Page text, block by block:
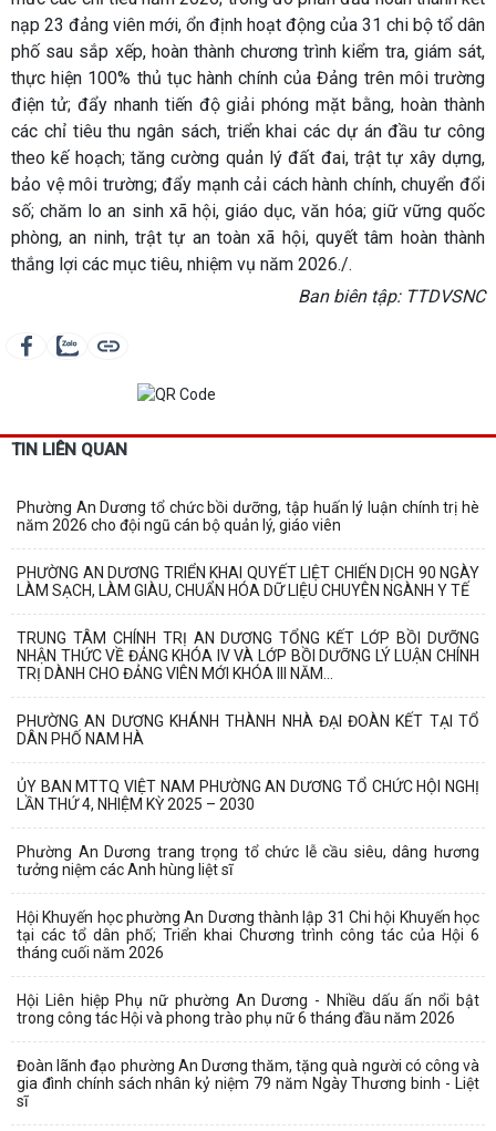
nạp 23 đảng viên mới, ổn định hoạt động của 31 chi bộ tổ dân
phố sau sắp xếp, hoàn thành chương trình kiểm tra, giám sát,
thực hiện 100% thủ tục hành chính của Đảng trên môi trường
điện tử; đẩy nhanh tiến độ giải phóng mặt bằng, hoàn thành
các chỉ tiêu thu ngân sách, triển khai các dự án đầu tư công
theo kế hoạch; tăng cường quản lý đất đai, trật tự xây dựng,
bảo vệ môi trường; đẩy mạnh cải cách hành chính, chuyển đổi
số; chăm lo an sinh xã hội, giáo dục, văn hóa; giữ vững quốc
phòng, an ninh, trật tự an toàn xã hội, quyết tâm hoàn thành
thắng lợi các mục tiêu, nhiệm vụ năm 2026./.
Ban biên tập: TTDVSNC
TIN LIÊN QUAN
Phường An Dương tổ chức bồi dưỡng, tập huấn lý luận chính trị hè
năm 2026 cho đội ngũ cán bộ quản lý, giáo viên
PHƯỜNG AN DƯƠNG TRIỂN KHAI QUYẾT LIỆT CHIẾN DỊCH 90 NGÀY
LÀM SẠCH, LÀM GIÀU, CHUẨN HÓA DỮ LIỆU CHUYÊN NGÀNH Y TẾ
TRUNG TÂM CHÍNH TRỊ AN DƯƠNG TỔNG KẾT LỚP BỒI DƯỠNG
NHẬN THỨC VỀ ĐẢNG KHÓA IV VÀ LỚP BỒI DƯỠNG LÝ LUẬN CHÍNH
TRỊ DÀNH CHO ĐẢNG VIÊN MỚI KHÓA III NĂM...
PHƯỜNG AN DƯƠNG KHÁNH THÀNH NHÀ ĐẠI ĐOÀN KẾT TẠI TỔ
DÂN PHỐ NAM HÀ
ỦY BAN MTTQ VIỆT NAM PHƯỜNG AN DƯƠNG TỔ CHỨC HỘI NGHỊ
LẦN THỨ 4, NHIỆM KỲ 2025 – 2030
Phường An Dương trang trọng tổ chức lễ cầu siêu, dâng hương
tưởng niệm các Anh hùng liệt sĩ
Hội Khuyến học phường An Dương thành lập 31 Chi hội Khuyến học
tại các tổ dân phố; Triển khai Chương trình công tác của Hội 6
tháng cuối năm 2026
Hội Liên hiệp Phụ nữ phường An Dương - Nhiều dấu ấn nổi bật
trong công tác Hội và phong trào phụ nữ 6 tháng đầu năm 2026
Đoàn lãnh đạo phường An Dương thăm, tặng quà người có công và
gia đình chính sách nhân kỷ niệm 79 năm Ngày Thương binh - Liệt
sĩ